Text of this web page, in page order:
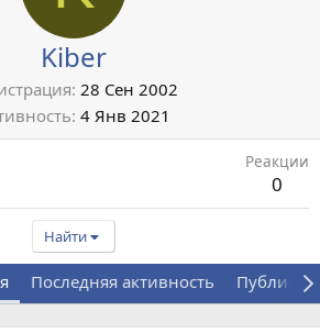
Kiber
28 Сен 2002
4 Янв 2021
Реакции
0
Найти
Последняя активность